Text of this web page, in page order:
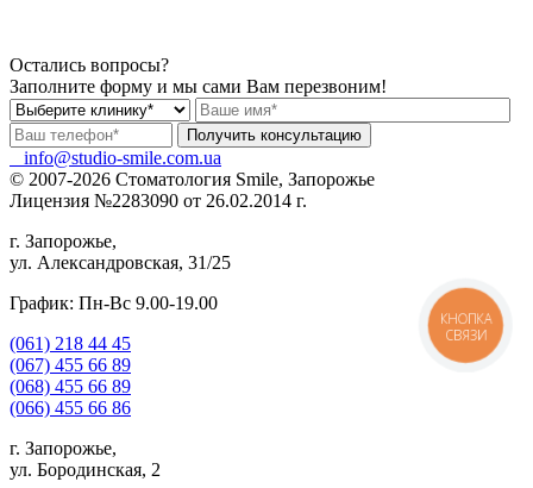
Остались вопросы?
Заполните форму и мы сами Вам перезвоним!
info@studio-smile.com.ua
© 2007-2026 Стоматология Smile, Запорожье
Лицензия №2283090 от 26.02.2014 г.
г. Запорожье,
ул. Александровская, 31/25
График: Пн-Вс 9.00-19.00
(061) 218 44 45
(067) 455 66 89
(068) 455 66 89
(066) 455 66 86
г. Запорожье,
ул. Бородинская, 2
КНОПКА
СВЯЗИ